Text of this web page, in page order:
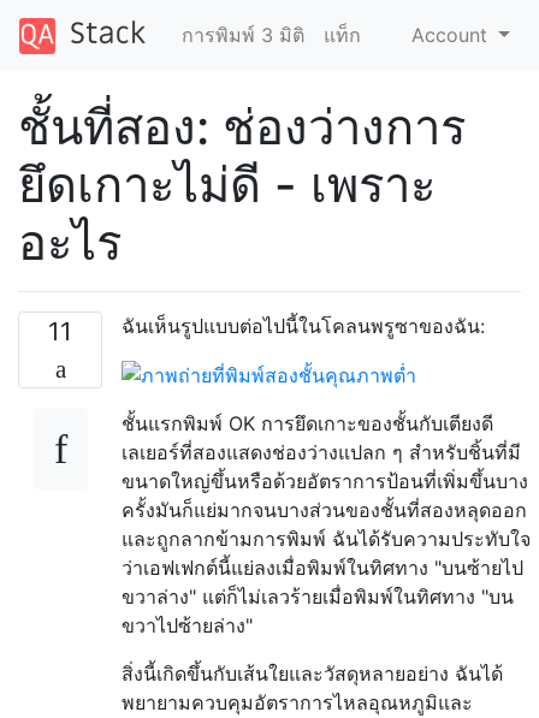
การพิมพ์ 3 มิติ แท็ก Account
ชั้นที่สอง: ช่องว่างการ
ยึดเกาะไม่ดี - เพราะ
อะไร
11 ฉันเห็นรูปแบบต่อไปนี้ในโคลนพรูซาของฉัน:
ชั้นแรกพิมพ์ OK การยึดเกาะของชั้นกับเตียงดี
เลเยอร์ที่สองแสดงช่องว่างแปลก ๆ สำหรับชิ้นที่มี
ขนาดใหญ่ขึ้นหรือด้วยอัตราการป้อนที่เพิ่มขึ้นบาง
ครั้งมันก็แย่มากจนบางส่วนของชั้นที่สองหลุดออก
และถูกลากข้ามการพิมพ์ ฉันได้รับความประทับใจ
ว่าเอฟเฟกต์นี้แย่ลงเมื่อพิมพ์ในทิศทาง "บนซ้ายไป
ขวาล่าง" แต่ก็ไม่เลวร้ายเมื่อพิมพ์ในทิศทาง "บน
ขวาไปซ้ายล่าง"
สิ่งนี้เกิดขึ้นกับเส้นใยและวัสดุหลายอย่าง ฉันได้
พยายามควบคุมอัตราการไหลอุณหภูมิและ